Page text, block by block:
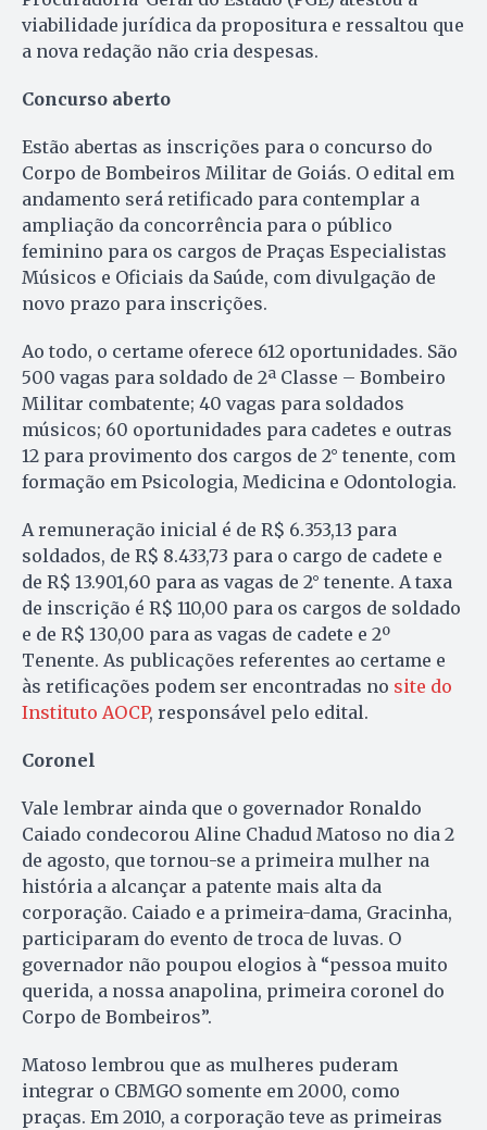
viabilidade jurídica da propositura e ressaltou que
a nova redação não cria despesas.
Concurso aberto
Estão abertas as inscrições para o concurso do
Corpo de Bombeiros Militar de Goiás. O edital em
andamento será retificado para contemplar a
ampliação da concorrência para o público
feminino para os cargos de Praças Especialistas
Músicos e Oficiais da Saúde, com divulgação de
novo prazo para inscrições.
Ao todo, o certame oferece 612 oportunidades. São
500 vagas para soldado de 2ª Classe – Bombeiro
Militar combatente; 40 vagas para soldados
músicos; 60 oportunidades para cadetes e outras
12 para provimento dos cargos de 2° tenente, com
formação em Psicologia, Medicina e Odontologia.
A remuneração inicial é de R$ 6.353,13 para
soldados, de R$ 8.433,73 para o cargo de cadete e
de R$ 13.901,60 para as vagas de 2° tenente. A taxa
de inscrição é R$ 110,00 para os cargos de soldado
e de R$ 130,00 para as vagas de cadete e 2º
Tenente. As publicações referentes ao certame e
às retificações podem ser encontradas no site do
Instituto AOCP, responsável pelo edital.
Coronel
Vale lembrar ainda que o governador Ronaldo
Caiado condecorou Aline Chadud Matoso no dia 2
de agosto, que tornou-se a primeira mulher na
história a alcançar a patente mais alta da
corporação. Caiado e a primeira-dama, Gracinha,
participaram do evento de troca de luvas. O
governador não poupou elogios à “pessoa muito
querida, a nossa anapolina, primeira coronel do
Corpo de Bombeiros”.
Matoso lembrou que as mulheres puderam
integrar o CBMGO somente em 2000, como
praças. Em 2010, a corporação teve as primeiras